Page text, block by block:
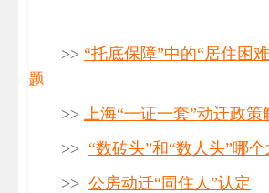
>> “托底保障”中的“居住困
题
>> 上海“一证一套”动迁政策
>> “数砖头”和“数人头”哪
>> 公房动迁“同住人”认定